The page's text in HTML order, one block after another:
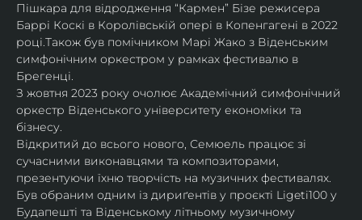
Пішкара для відродження “Кармен” Бізе режисера
Баррі Коскі в Королівській опері в Копенгагені в 2022
році.Також був помічником Марі Жако з Віденським
симфонічним оркестром у рамках фестивалю в
Брегенці.
З жовтня 2023 року очолює Академічний симфонічний
оркестр Віденського університету економіки та
бізнесу.
Відкритий до всього нового, Семюель працює зі
сучасними виконавцями та композиторами,
презентуючи їхню творчість на музичних фестивалях.
Був обраним одним із дириґентів у проєкті Ligeti100 у
Будапешті та Віденському літньому музичному